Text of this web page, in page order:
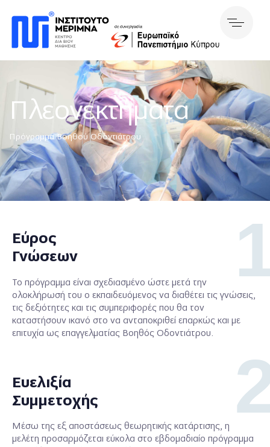
Πλεονεκτήματα
Πρόγραμμα Βοηθού Οδοντιάτρου
Εύρος
Γνώσεων
Το πρόγραμμα είναι σχεδιασμένο ώστε μετά την
ολοκλήρωσή του ο εκπαιδευόμενος να διαθέτει τις γνώσεις,
τις δεξιότητες και τις συμπεριφορές που θα τον
καταστήσουν ικανό στο να ανταποκριθεί επαρκώς και με
επιτυχία ως επαγγελματίας Βοηθός Οδοντιάτρου.
Ευελιξία
Συμμετοχής
Μέσω της εξ αποστάσεως θεωρητικής κατάρτισης, η
μελέτη προσαρμόζεται εύκολα στο εβδομαδιαίο πρόγραμμα